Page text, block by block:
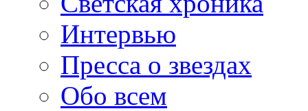
Интервью
Пресса о звездах
Обо всем